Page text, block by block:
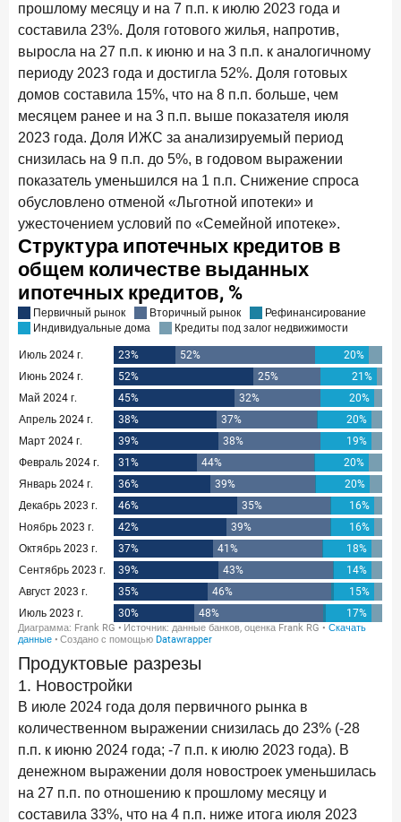
В эпоху дуополии маркетплейсов селлеры ищут
новые финансовые решения
18 декабря 2025 года
Ипотека 2025–2026: стресс‑тест высокими ставками и
прогнозы на восстановление
8 декабря 2025 года
По итогам ноября 2025 года объем выдач кредитов
составил 1 027 млрд руб.
5 декабря 2025 года
Эмоции, эксклюзив и вовлечение: новая формула
банковской лояльности
3 декабря 2025 года ИССЛЕДОВАНИЕ
Почему опытные инвесторы в России чувствуют себя
начинающими?
25 ноября 2025 года ИССЛЕДОВАНИЕ
Клиент стал партнером: как трансформируется рынок
инвестиций
24 ноября 2025 года ИССЛЕДОВАНИЕ
Ипотека. Итоги октября 2025 года
Рассылка Frank RG
Итоги недели, наша трактовка основных событий
на банковском рынке
ПОДПИСАТЬСЯ
Я согласен с условиями
прошлому месяцу и на 7 п.п. к июлю 2023 года и
составила 23%. Доля готового жилья, напротив,
выросла на 27 п.п. к июню и на 3 п.п. к аналогичному
периоду 2023 года и достигла 52%. Доля готовых
домов составила 15%, что на 8 п.п. больше, чем
месяцем ранее и на 3 п.п. выше показателя июля
2023 года. Доля ИЖС за анализируемый период
снизилась на 9 п.п. до 5%, в годовом выражении
показатель уменьшился на 1 п.п. Снижение спроса
обусловлено отменой «Льготной ипотеки» и
ужесточением условий по «Семейной ипотеке».
Продуктовые разрезы
1. Новостройки
В июле 2024 года доля первичного рынка в
количественном выражении снизилась до 23% (-28
п.п. к июню 2024 года; -7 п.п. к июлю 2023 года). В
денежном выражении доля новостроек уменьшилась
на 27 п.п. по отношению к прошлому месяцу и
составила 33%, что на 4 п.п. ниже итога июля 2023